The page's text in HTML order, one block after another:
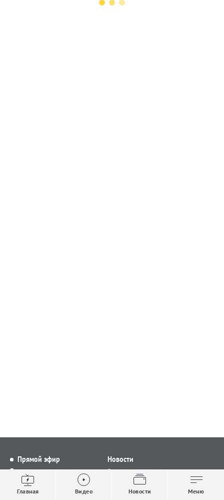
Прямой эфир
Видео
Выпуски новостей
Проекты
Новости
Все новости
Общество
Строительство и ЖКХ
Главная Видео Новости Меню